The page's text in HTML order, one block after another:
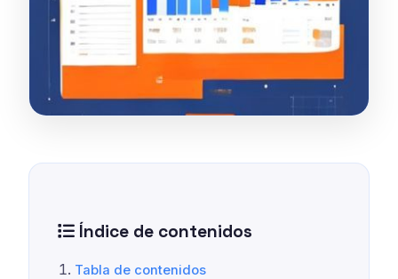
Índice de contenidos
Tabla de contenidos